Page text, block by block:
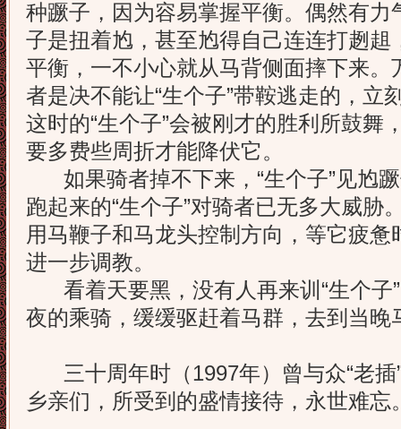
种蹶子，因为容易掌握平衡。偶然有力
子是扭着尥，甚至尥得自己连连打趔趄
平衡，一不小心就从马背侧面摔下来。
者是决不能让“生个子”带鞍逃走的，立
这时的“生个子”会被刚才的胜利所鼓舞
要多费些周折才能降伏它。
如果骑者掉不下来，“生个子”见尥
跑起来的“生个子”对骑者已无多大威胁
用马鞭子和马龙头控制方向，等它疲
进一步调教。
看着天要黑，没有人再来训“生个子
夜的乘骑，缓缓驱赶着马群，去到当晚
三十周年时（1997年）曾与众“老插
乡亲们，所受到的盛情接待，永世难忘